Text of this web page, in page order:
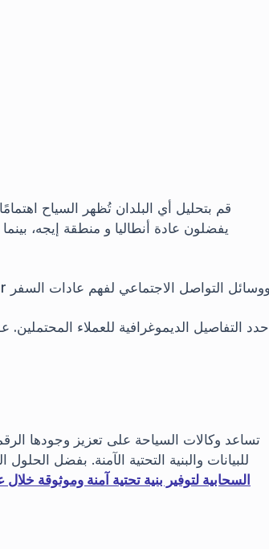
قم بتحليل أي البلدان تُظهر السياح
يفضلون عادة أنطاليا و منطقة إيجه،
حدد التفاصيل الديموغرافية للعملاء
تساعد وكالات السياحة على تعزيز وجودها
للبيانات والبنية التحتية الآمنة. بفضل